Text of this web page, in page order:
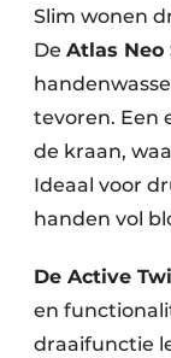
Slim wonen
De Atlas Neo
tevoren. Een
de kraan,
Ideaal voor
handen vol
De Active
en
draaifunctie